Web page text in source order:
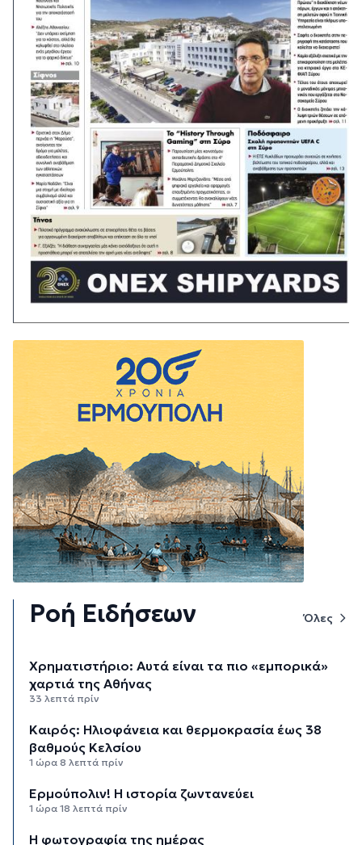
Ροή Ειδήσεων Όλες
Χρηματιστήριο: Αυτά είναι τα πιο «εμπορικά»
χαρτιά της Αθήνας
33 λεπτά πρίν
Καιρός: Ηλιοφάνεια και θερμοκρασία έως 38
βαθμούς Κελσίου
1 ώρα 8 λεπτά πρίν
Ερμούπολιν! Η ιστορία ζωντανεύει
1 ώρα 18 λεπτά πρίν
Η φωτογραφία της ημέρας